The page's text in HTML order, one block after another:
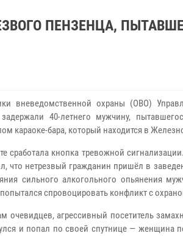
ПЕНЗЕНЦА,
вневедомственной охраны (ОВО)
40-летнего мужчину,
караоке-бара, который находится в
сработала кнопка тревожной
что нетрезвый гражданин пришёл в
сильного алкогольного опьянения
спровоцировать конфликт с
очевидцев, агрессивный посетитель
и попал по своей спутнице — женщина